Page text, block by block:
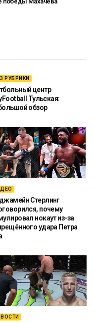
РУБРИКИ
центр
Тульская:
обзор
Стерлинг
почему
нокаут из-за
удара Петра